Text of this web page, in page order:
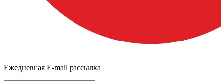
Ежедневная E-mail рассылка